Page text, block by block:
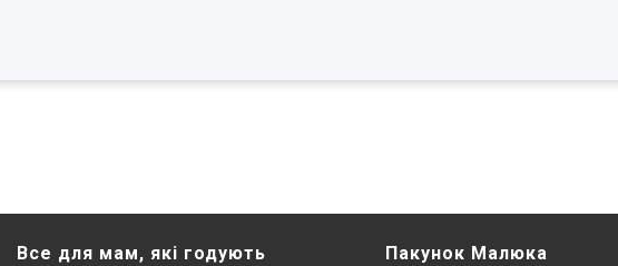
Все для мам, які годують Пакунок Малюка